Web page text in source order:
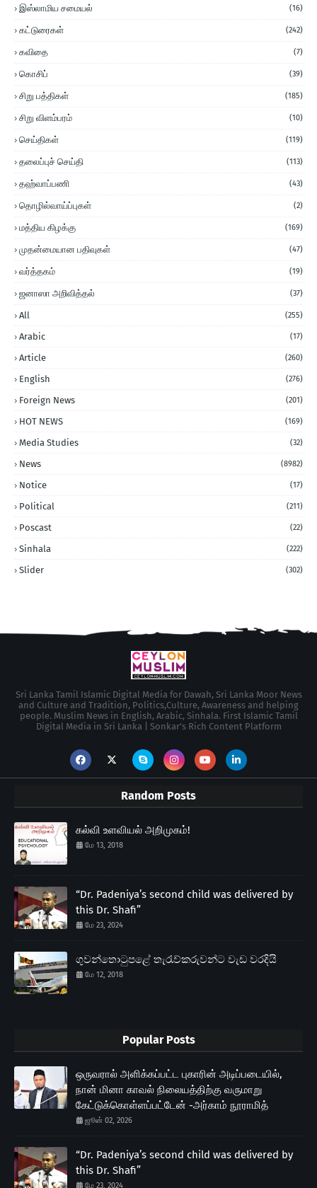
இஸ்லாமிய சமையல் (16)
கட்டுரைகள் (242)
கவிதை (7)
கொசிப் (39)
சிறு பத்திகள் (185)
சிறு விளம்பரம் (10)
செய்திகள் (119)
தலைப்புச் செய்தி (113)
தஹ்வாப்பணி (43)
தொழில்வாய்ப்புகள் (2)
மத்திய கிழக்கு (169)
முதன்மையான பதிவுகள் (47)
வர்த்தகம் (19)
ஜனாஸா அறிவித்தல் (37)
All (255)
Arabic (17)
Article (260)
English (276)
Foreign News (201)
HOT NEWS (169)
Media Studies (32)
News (8982)
Notice (17)
Political (211)
Poscast (22)
Sinhala (222)
Slider (302)
Sri Lanka Tamil Islamic Digital Media for Dawah, Sri Lanka Moor News
and Culture and Tradition, Politics,Culture, Awareness and helping
people. Muslim News in English, Arabic, Sinhala. First Islamic Tamil
Digital Media in Sri Lanka | Sonkar's Rich Content Platform
Random Posts
கல்வி உளவியல் அறிமுகம்!
மே 13, 2018
“Dr. Padeniya’s second child was delivered by
this Dr. Shafi”
மே 23, 2024
ගුවන්තොටුපළේ තැරැව්කරුවන්ට වැඩ වරදියි
மே 12, 2018
Popular Posts
ஒருவரால் அளிக்கப்பட்ட புகாரின் அடிப்படையில்,
நான் மினா காவல் நிலையத்திற்கு வருமாறு
கேட்டுக்கொள்ளப்பட்டேன் -அர்காம் நூராமித்
ஜூன் 02, 2026
“Dr. Padeniya’s second child was delivered by
this Dr. Shafi”
மே 23, 2024